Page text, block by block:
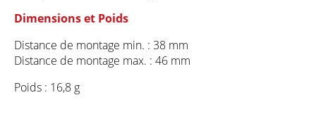
Dimensions et Poids
Distance de montage min. : 38 mm
Distance de montage max. : 46 mm
Poids : 16,8 g